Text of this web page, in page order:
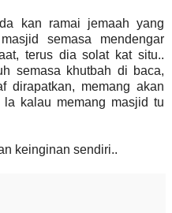
kan ramai jemaah yang
semasa mendengar
terus dia solat kat situ..
semasa khutbah di baca,
dirapatkan, memang akan
kalau memang masjid tu
keinginan sendiri..